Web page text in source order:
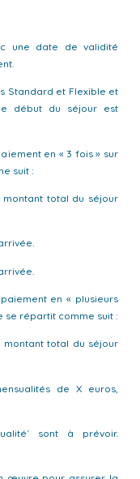
une date de validité
Standard et Flexible et
début du séjour est
en « 3 fois » sur
suit :
montant total du séjour
en « plusieurs
se répartit comme suit :
montant total du séjour
de X euros,
sont à prévoir.